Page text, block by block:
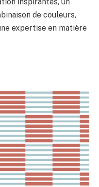
de couleurs,
expertise en matière